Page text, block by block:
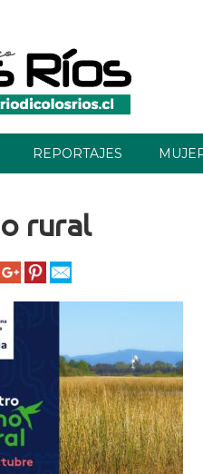
REPORTAJES
rural